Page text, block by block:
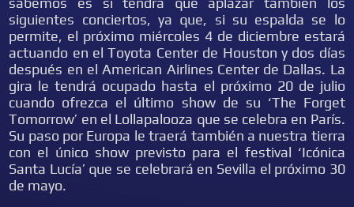
siguientes conciertos, ya que, si su espalda se lo
permite, el próximo miércoles 4 de diciembre estará
actuando en el Toyota Center de Houston y dos días
después en el American Airlines Center de Dallas. La
gira le tendrá ocupado hasta el próximo 20 de julio
cuando ofrezca el último show de su ‘The Forget
Tomorrow’ en el Lollapalooza que se celebra en París.
Su paso por Europa le traerá también a nuestra tierra
con el único show previsto para el festival ‘Icónica
Santa Lucía’ que se celebrará en Sevilla el próximo 30
de mayo.